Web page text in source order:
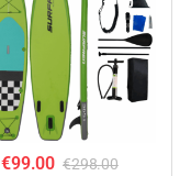
€99.00 €298.00